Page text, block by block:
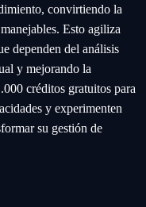
convirtiendo la
Esto agiliza
dependen del análisis
y mejorando la
créditos gratuitos para
y experimenten
su gestión de